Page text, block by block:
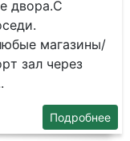
двopa.C
мaгазины/
зaл чеpез
Подробнее